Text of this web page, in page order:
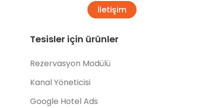
İletişim
Tesisler için ürünler
Rezervasyon Modülü
Kanal Yöneticisi
Google Hotel Ads